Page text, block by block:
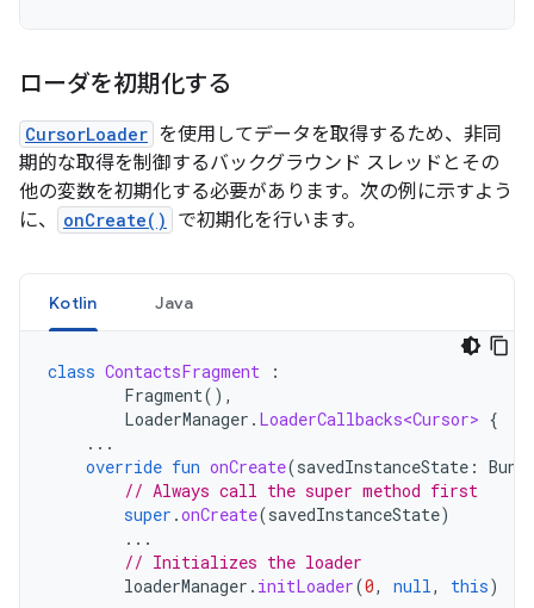
ローダを初期化する
CursorLoader を使用してデータを取得するため、非同
期的な取得を制御するバックグラウンド スレッドとその
他の変数を初期化する必要があります。次の例に示すよう
に、
onCreate() で初期化を行います。
Kotlin Java
class ContactsFragment
:
Fragment(),
LoaderManager . LoaderCallbacks<Cursor> {
...
override fun onCreate(savedInstanceState :
// Always call the super method first
super .onCreate(savedInstanceState)
...
// Initializes the loader
loaderManager . initLoader(0, null, this)